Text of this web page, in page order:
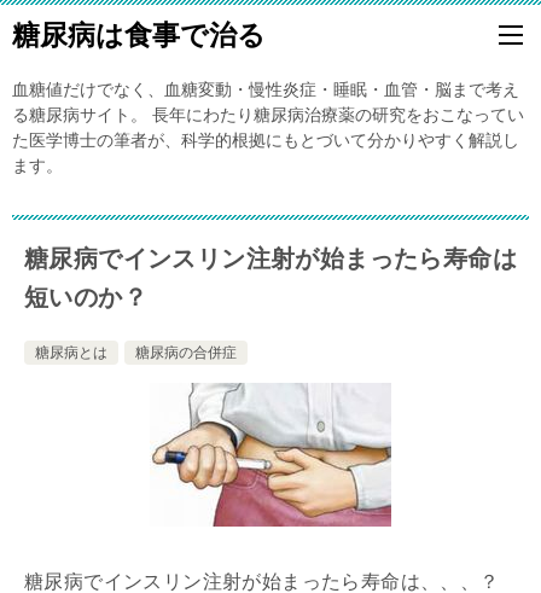
糖尿病は食事で治る
血糖値だけでなく、血糖変動・慢性炎症・睡眠・血管・脳まで考え
る糖尿病サイト。 長年にわたり糖尿病治療薬の研究をおこなってい
た医学博士の筆者が、科学的根拠にもとづいて分かりやすく解説し
ます。
糖尿病でインスリン注射が始まったら寿命は
短いのか？
糖尿病とは 糖尿病の合併症
糖尿病でインスリン注射が始まったら寿命は、、、？